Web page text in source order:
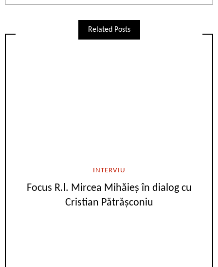
Related Posts
INTERVIU
Focus R.l. Mircea Mihăieș în dialog cu
Cristian Pătrășconiu